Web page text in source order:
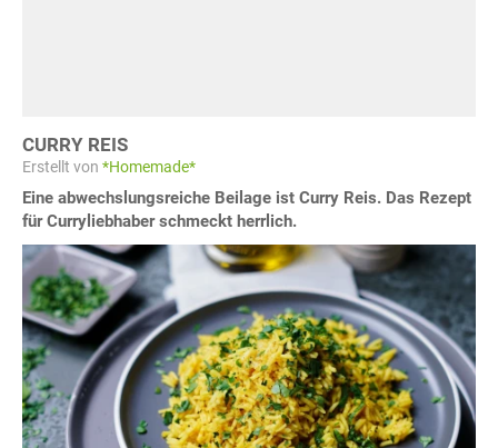
CURRY REIS
Erstellt von *Homemade*
Eine abwechslungsreiche Beilage ist Curry Reis. Das Rezept
für Curryliebhaber schmeckt herrlich.